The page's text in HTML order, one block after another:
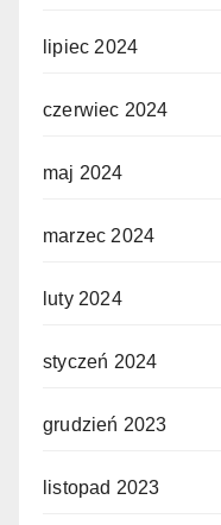
lipiec 2024
czerwiec 2024
maj 2024
marzec 2024
luty 2024
styczeń 2024
grudzień 2023
listopad 2023